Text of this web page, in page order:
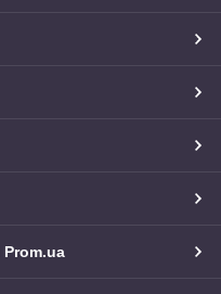
Prom.ua